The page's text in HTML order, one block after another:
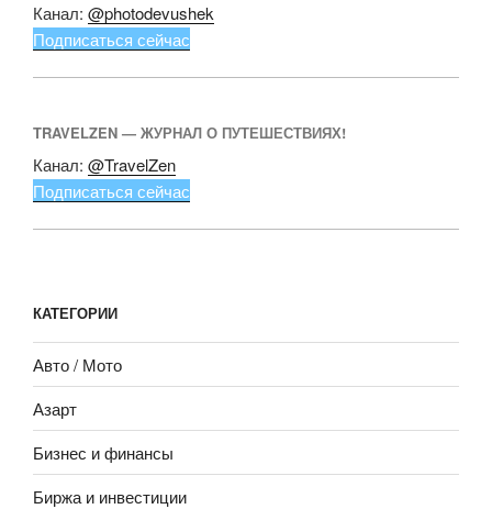
Канал: @photodevushek
Подписаться сейчас
TRAVELZEN — ЖУРНАЛ О ПУТЕШЕСТВИЯХ!
Канал: @TravelZen
Подписаться сейчас
КАТЕГОРИИ
Авто / Мото
Азарт
Бизнес и финансы
Биржа и инвестиции